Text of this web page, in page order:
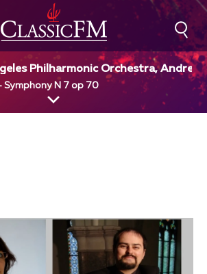
Philharmonic Orchestra, Andre
Symphony N 7 op 70